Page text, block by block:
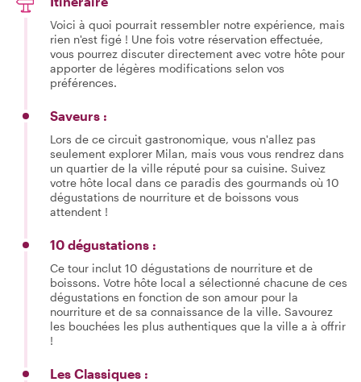
Voici à quoi pourrait ressembler notre expérience, mais
rien n'est figé ! Une fois votre réservation effectuée,
vous pourrez discuter directement avec votre hôte pour
apporter de légères modifications selon vos
préférences.
Saveurs :
Lors de ce circuit gastronomique, vous n'allez pas
seulement explorer Milan, mais vous vous rendrez dans
un quartier de la ville réputé pour sa cuisine. Suivez
votre hôte local dans ce paradis des gourmands où 10
dégustations de nourriture et de boissons vous
attendent !
10 dégustations :
Ce tour inclut 10 dégustations de nourriture et de
boissons. Votre hôte local a sélectionné chacune de ces
dégustations en fonction de son amour pour la
nourriture et de sa connaissance de la ville. Savourez
les bouchées les plus authentiques que la ville a à offrir
!
Les Classiques :